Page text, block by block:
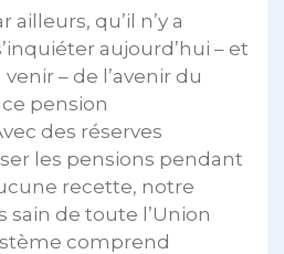
ailleurs, qu’il n’y a
aujourd’hui – et
– de l’avenir du
pension
des réserves
les pensions pendant
recette, notre
sain de toute l’Union
comprend